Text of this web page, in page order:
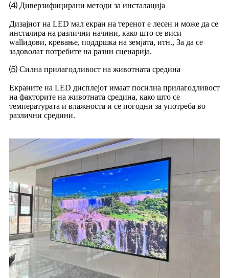
⑷ Диверзифицирани методи за инсталација
Дизајнот на LED мал екран на теренот е лесен и може да се
инсталира на различни начини, како што се виси
wallидови, кревање, поддршка на земјата, итн., За да се
задоволат потребите на разни сценарија.
⑸ Силна прилагодливост на животната средина
Екраните на LED дисплејот имаат посилна прилагодливост
на факторите на животната средина, како што се
температурата и влажноста и се погодни за употреба во
различни средини.